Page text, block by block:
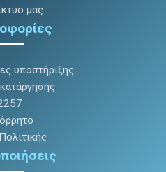
μας
υποστήριξης